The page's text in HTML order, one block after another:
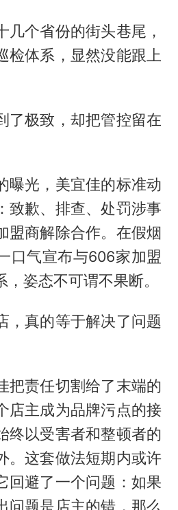
几个省份的街头巷尾，
检体系，显然没能跟上
了极致，却把管控留在
曝光，美宜佳的标准动
致歉、排查、处罚涉事
盟商解除合作。在假烟
口气宣布与606家加盟
姿态不可谓不果断。
，真的等于解决了问题
把责任切割给了末端的
店主成为品牌污点的接
终以受害者和整顿者的
。这套做法短期内或许
回避了一个问题：如果
问题是店主的错，那么